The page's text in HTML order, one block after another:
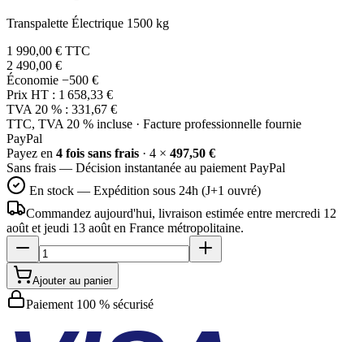
Transpalette Électrique 1500 kg
1 990,00 € TTC
2 490,00 €
Économie −500 €
Prix HT : 1 658,33 €
TVA 20 % : 331,67 €
TTC, TVA 20 % incluse · Facture professionnelle fournie
PayPal
Payez en 4 fois sans frais · 4 × 497,50 €
Sans frais — Décision instantanée au paiement PayPal
En stock — Expédition sous 24h (J+1 ouvré)
Commandez aujourd'hui, livraison estimée entre mercredi 12
août et jeudi 13 août en France métropolitaine.
Ajouter au panier
Paiement 100 % sécurisé